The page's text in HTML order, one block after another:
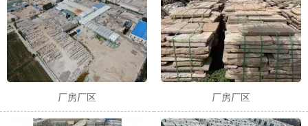
厂房厂区 厂房厂区